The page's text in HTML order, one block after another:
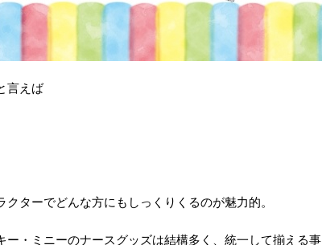
言えば
ターでどんな方にもしっくりくるのが魅力的。
ー・ミニーのナースグッズは結構多く、統一して揃える事